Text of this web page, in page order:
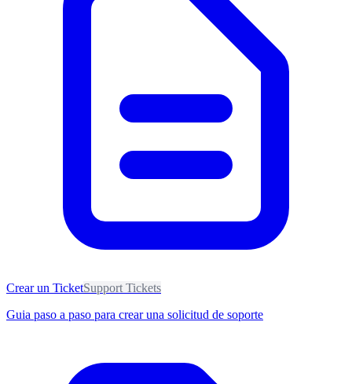
Crear un TicketSupport Tickets
Guia paso a paso para crear una solicitud de soporte